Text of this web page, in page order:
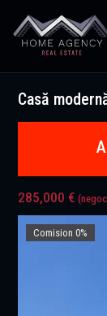
Casă
285,000 €
Comision 0%